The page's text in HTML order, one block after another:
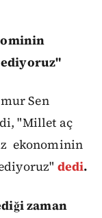
ediyoruz"
Sen
"Millet aç
ekonominin
dedi.
zaman